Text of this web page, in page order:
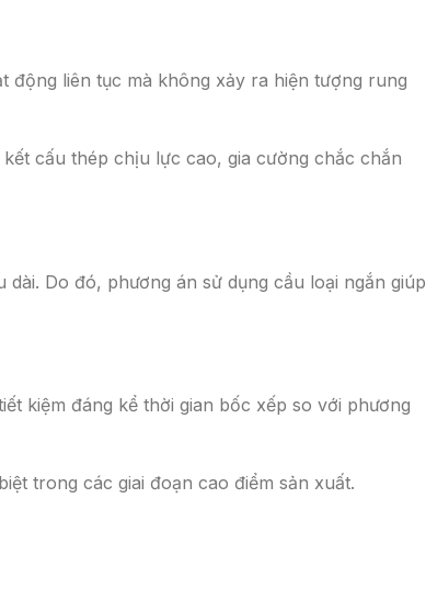
động liên tục mà không xảy ra hiện tượng rung
kết cấu thép chịu lực cao, gia cường chắc chắn
Do đó, phương án sử dụng cầu loại ngắn giúp
kiệm đáng kể thời gian bốc xếp so với phương
trong các giai đoạn cao điểm sản xuất.